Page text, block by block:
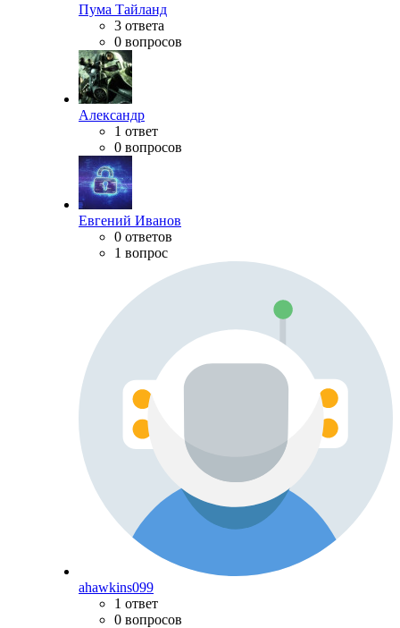
Пума Тайланд
3 ответа
0 вопросов
Александр
1 ответ
0 вопросов
Евгений Иванов
0 ответов
1 вопрос
ahawkins099
1 ответ
0 вопросов